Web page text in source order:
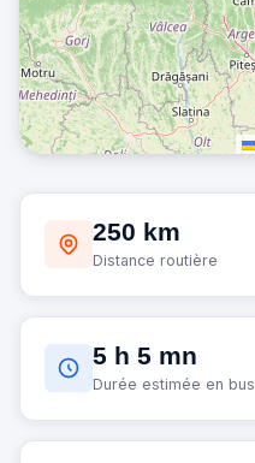
250 km
Distance routière
5 h 5 mn
Durée estimée en bus